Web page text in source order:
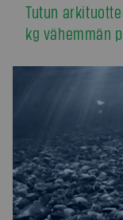
Tutun
kg vähemmän